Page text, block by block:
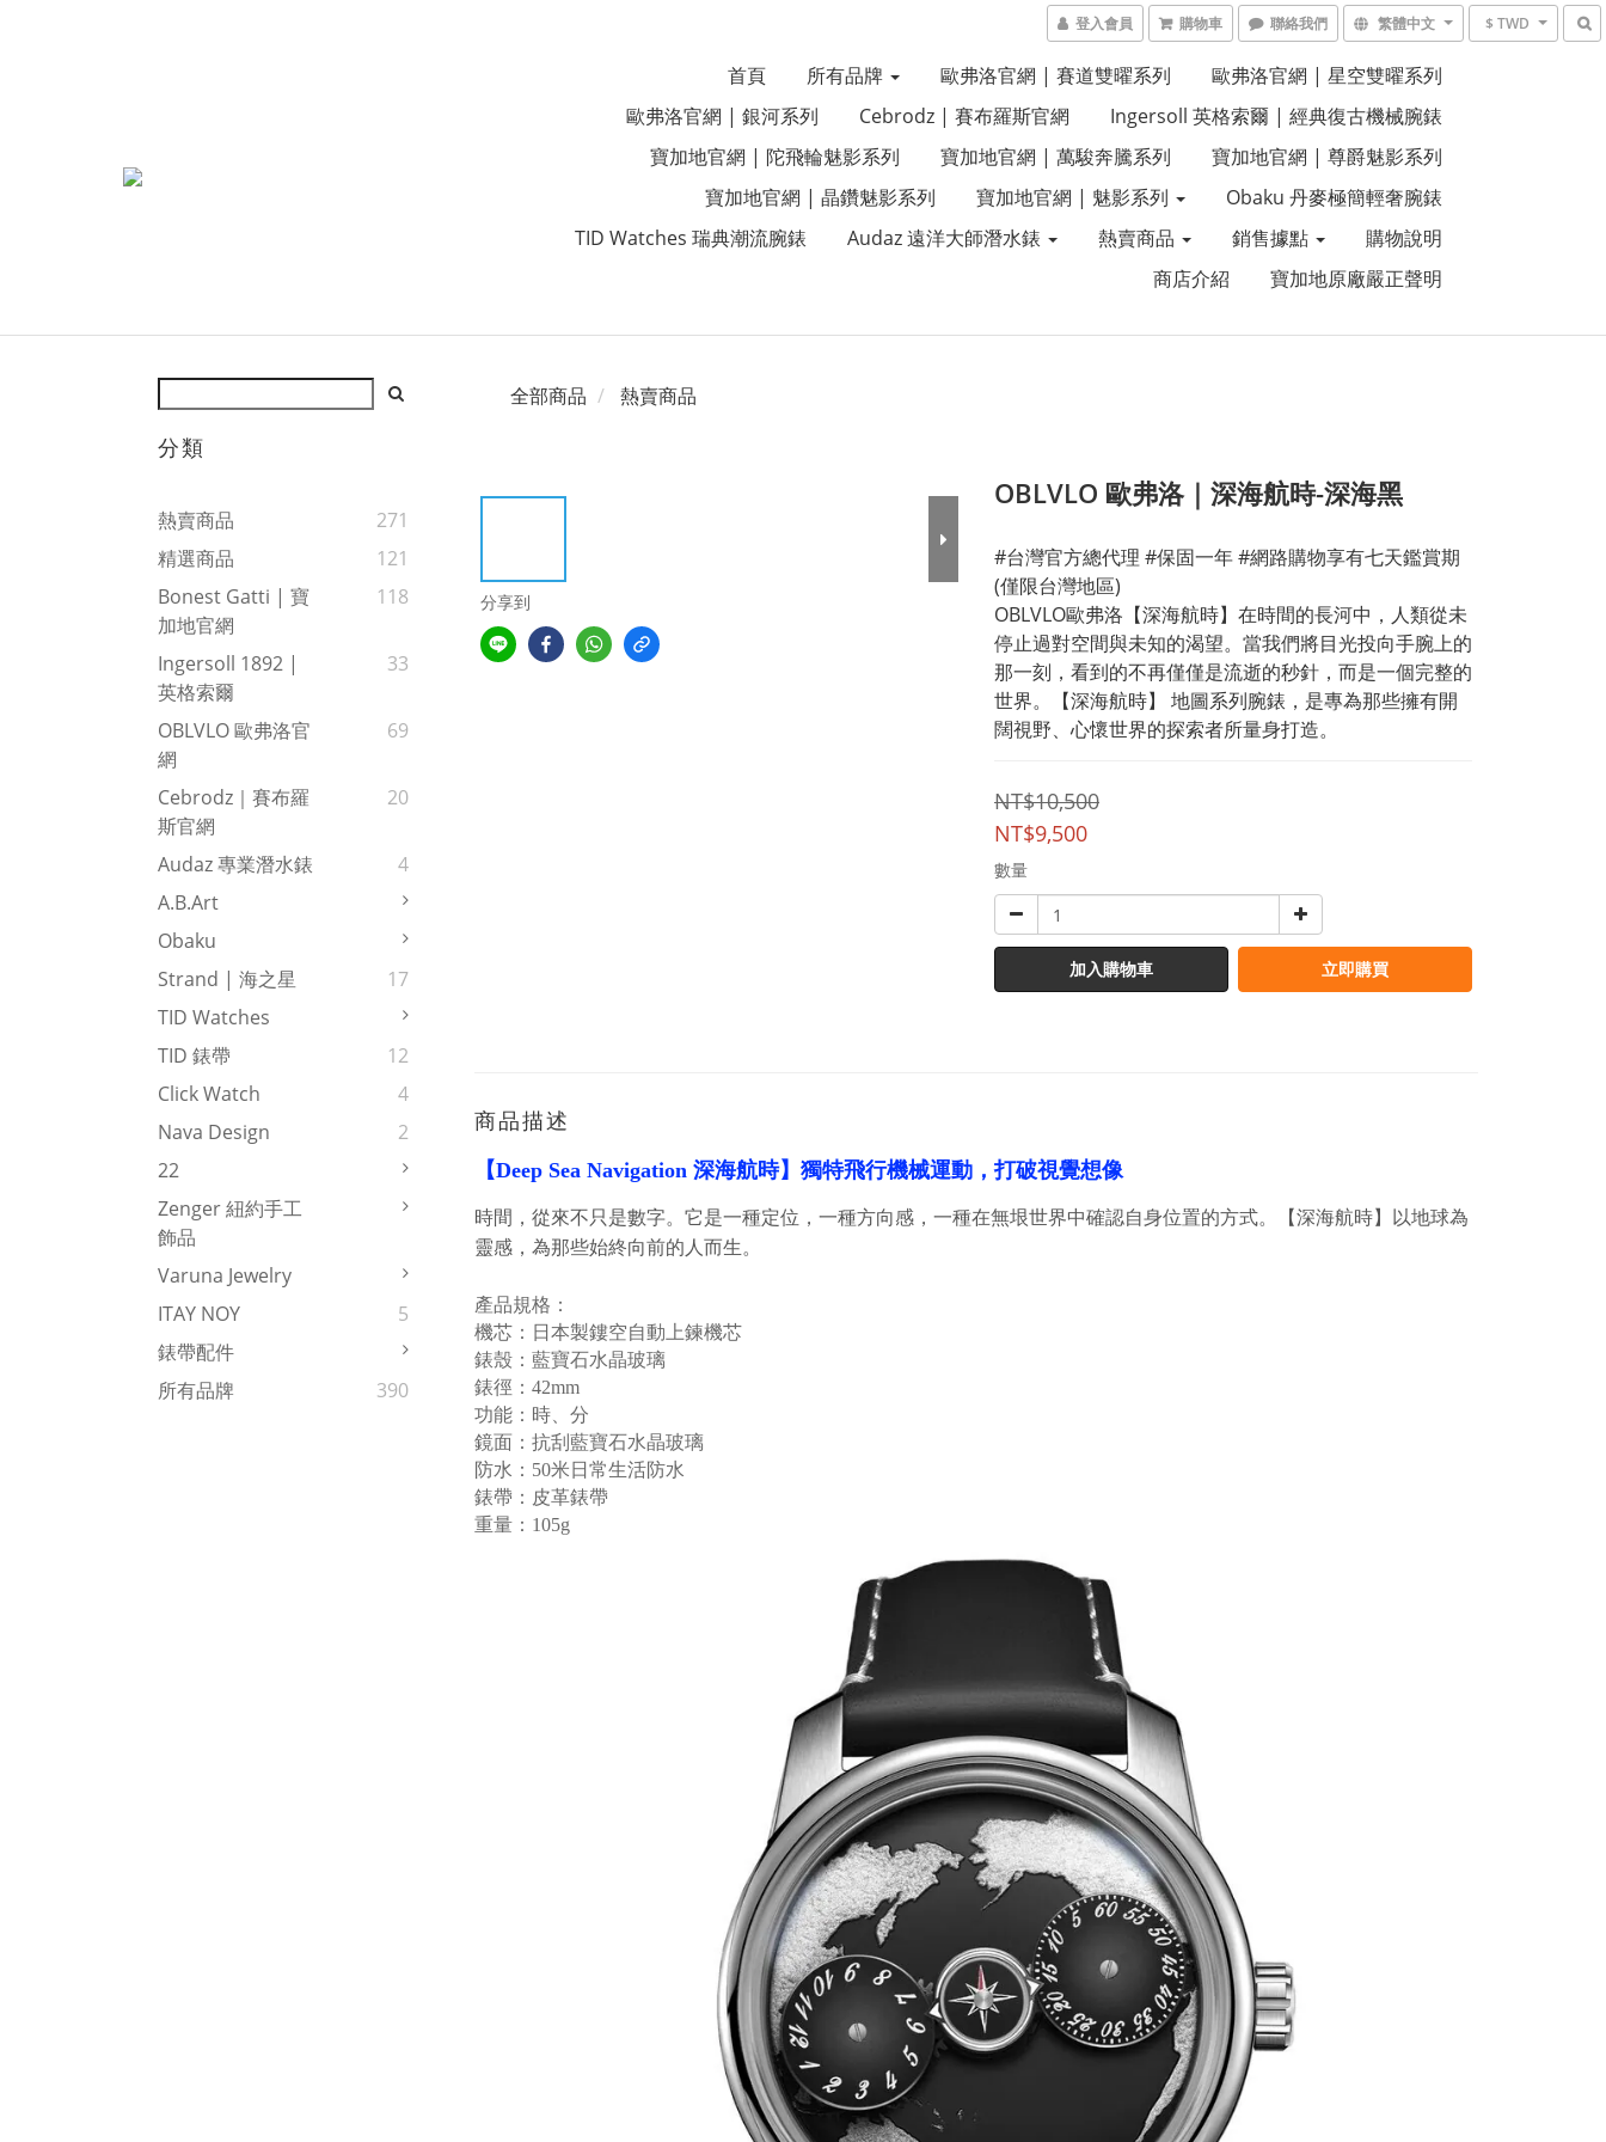
登入會員 購物車 聯絡我們 繁體中文 $ TWD
首頁 所有品牌 歐弗洛官網 | 賽道雙曜系列
歐弗洛官網 | 星空雙曜系列
歐弗洛官網 | 銀河系列
Cebrodz | 賽布羅斯官網
Ingersoll 英格索爾 | 經典復古機械腕錶
寶加地官網 | 陀飛輪魅影系列
寶加地官網 | 萬駿奔騰系列
寶加地官網 | 尊爵魅影系列
寶加地官網 | 晶鑽魅影系列
寶加地官網 | 魅影系列
Obaku 丹麥極簡輕奢腕錶
TID Watches 瑞典潮流腕錶
Audaz 遠洋大師潛水錶 熱賣商品 銷售據點
購物說明
商店介紹
寶加地原廠嚴正聲明
分類
熱賣商品
271
精選商品
121
Bonest Gatti | 寶
加地官網
118
Ingersoll 1892 |
英格索爾
33
OBLVLO 歐弗洛官
網
69
Cebrodz｜賽布羅
斯官網
20
Audaz 專業潛水錶
4
A.b.art
Obaku
Strand | 海之星
17
TID Watches
TID 錶帶
12
Click Watch
4
Nava Design
2
22
Zenger 紐約手工
飾品
Varuna Jewelry
ITAY NOY
5
錶帶配件
所有品牌
390
全部商品 熱賣商品
分享到
OBLVLO 歐弗洛｜深海航時-深海黑
#台灣官方總代理 #保固一年 #網路購物享有七天鑑賞期
(僅限台灣地區)
OBLVLO歐弗洛【深海航時】在時間的長河中，人類從未
停止過對空間與未知的渴望。當我們將目光投向手腕上的
那一刻，看到的不再僅僅是流逝的秒針，而是一個完整的
世界。【深海航時】 地圖系列腕錶，是專為那些擁有開
闊視野、心懷世界的探索者所量身打造。
NT$10,500
NT$9,500
數量
加入購物車 立即購買
商品描述
【Deep Sea Navigation 深海航時】 獨特飛行機械運動，打破視覺想像
時間，從來不只是數字。 它是一種定位，一種方向感，一種在無垠世界中確認自身位置的方式。
【深海航時】以地球為
靈感，為那些始終向前的人而生。
產品規格：
機芯：日本製鏤空自動上鍊機芯
錶殼：藍寶石水晶玻璃
錶徑：42mm
功能：時、分
鏡面：抗刮藍寶石水晶玻璃
防水：50米日常生活防水
錶帶：皮革錶帶
重量：105g